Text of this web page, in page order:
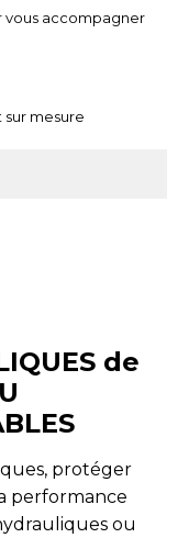
vous accompagner
mesure
de
protéger
performance
ou